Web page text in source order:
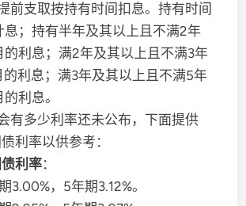
前支取按持有时间扣息。持有时间
息；持有半年及其以上且不满2年
的利息；满2年及其以上且不满3年
的利息；满3年及其以上且不满5年
利息。
有多少利率还未公布，下面提供
利率以供参考：
利率：
3.00%，5年期3.12%。